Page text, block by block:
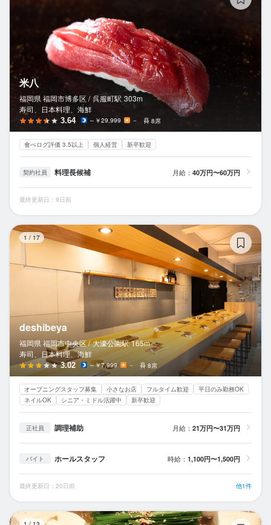
米八
福岡県 福岡市博多区 / 呉服町駅 303m
寿司、日本料理、海鮮
3.64 ～￥29,999 － 8席
食べログ評価 3.5以上 個人経営 新卒歓迎
契約社員 料理長候補 月給： 40万円〜60万円
最終更新日：9日前
1 / 17
deshibeya
福岡県 福岡市中央区 / 大濠公園駅 165m
寿司、日本料理、海鮮
3.02 ～￥7,999 － 8席
オープニングスタッフ募集 小さなお店 フルタイム歓迎
平日のみ勤務OK
ネイルOK
シニア・ミドル活躍中 新卒歓迎
正社員 調理補助 月給： 21万円〜31万円
バイト ホールスタッフ 時給： 1,100円〜1,500円
最終更新日：20日前 他1件